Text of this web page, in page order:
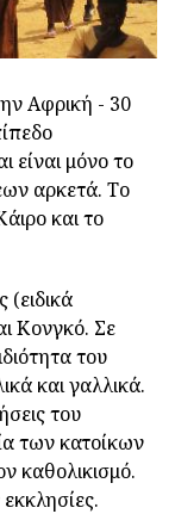
Αφρική - 30
είναι μόνο το
αρκετά. Το
και το
Κονγκό. Σε
του
και γαλλικά.
του
των κατοίκων
καθολικισμό.